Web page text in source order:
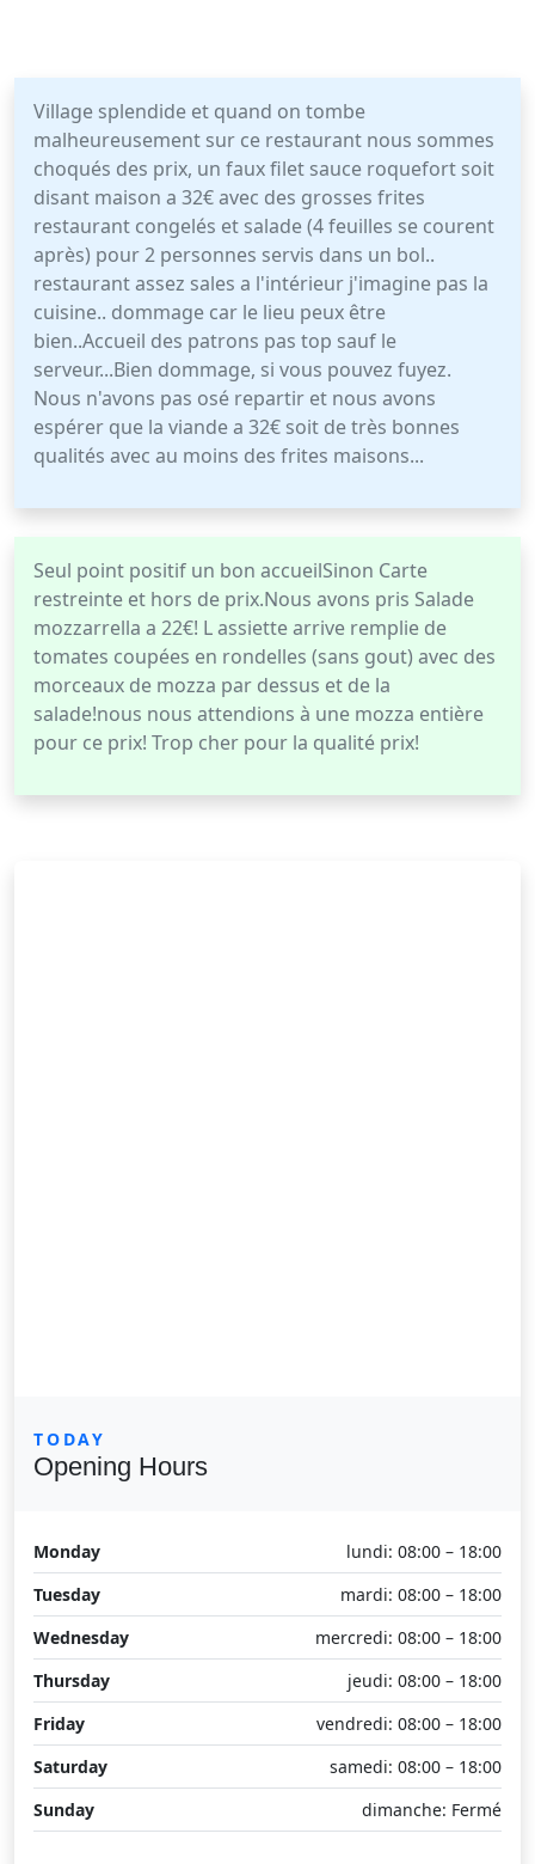
Village splendide et quand on tombe
malheureusement sur ce restaurant nous sommes
choqués des prix, un faux filet sauce roquefort soit
disant maison a 32€ avec des grosses frites
restaurant congelés et salade (4 feuilles se courent
après) pour 2 personnes servis dans un bol..
restaurant assez sales a l'intérieur j'imagine pas la
cuisine.. dommage car le lieu peux être
bien..Accueil des patrons pas top sauf le
serveur...Bien dommage, si vous pouvez fuyez.
Nous n'avons pas osé repartir et nous avons
espérer que la viande a 32€ soit de très bonnes
qualités avec au moins des frites maisons...
Seul point positif un bon accueilSinon Carte
restreinte et hors de prix.Nous avons pris Salade
mozzarrella a 22€! L assiette arrive remplie de
tomates coupées en rondelles (sans gout) avec des
morceaux de mozza par dessus et de la
salade!nous nous attendions à une mozza entière
pour ce prix! Trop cher pour la qualité prix!
TODAY
Opening Hours
Monday
lundi: 08:00 – 18:00
Tuesday
mardi: 08:00 – 18:00
Wednesday
mercredi: 08:00 – 18:00
Thursday
jeudi: 08:00 – 18:00
Friday
vendredi: 08:00 – 18:00
Saturday
samedi: 08:00 – 18:00
Sunday
dimanche: Fermé